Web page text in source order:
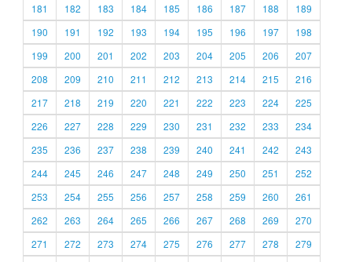
181
182 183 184 185 186 187 188
189
190
191 192 193 194 195 196 197
198
199
200 201 202 203 204 205 206
207
208
209 210 211 212 213 214 215
216
217
218 219 220 221 222 223 224
225
226
227 228 229 230 231 232 233
234
235
236 237 238 239 240 241 242
243
244
245 246 247 248 249 250 251
252
253
254 255 256 257 258 259 260
261
262
263 264 265 266 267 268 269
270
271
272 273 274 275 276 277 278
279